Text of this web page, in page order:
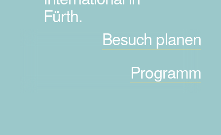
Fürth.
Besuch planen
Programm